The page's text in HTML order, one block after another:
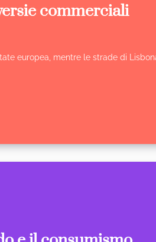
commerciali
europea, mentre le strade di